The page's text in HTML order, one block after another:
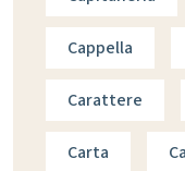
Cappella
Carattere
Carta